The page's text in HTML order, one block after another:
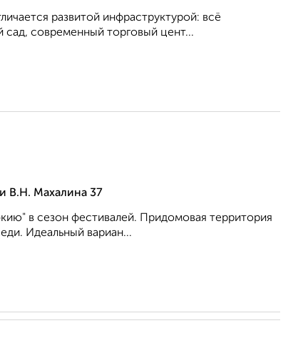
развитой инфраструктурой: всё
сад, современный торговый цент...
В.Н. Махалина 37
в сезон фестивалей. Придомовая территория
Идеальный вариан...